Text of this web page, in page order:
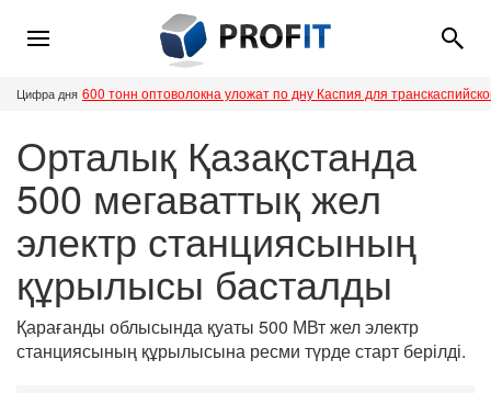
Цифра дня 600 тонн оптоволокна уложат по дну Каспия для
Орталық Қазақстанда
500 мегаваттық жел
электр станциясының
құрылысы басталды
Қарағанды облысында қуаты 500 МВт жел электр
станциясының құрылысына ресми түрде старт берілді.